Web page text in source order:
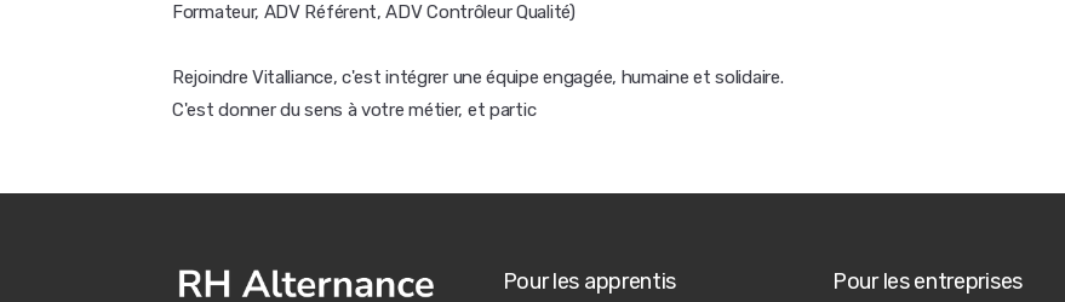
Formateur, ADV Référent, ADV Contrôleur Qualité)
Rejoindre Vitalliance, c'est intégrer une équipe engagée, humaine et solidaire.
C'est donner du sens à votre métier, et partic
Pour les apprentis Pour les entreprises